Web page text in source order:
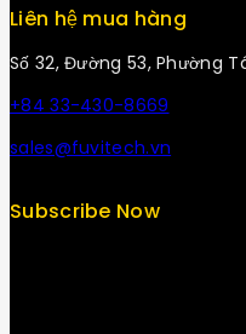
Liên hệ mua hàng
Số 32, Đường 53, Phường
+84 33-430-8669
sales@fuvitech.vn
Subscribe Now